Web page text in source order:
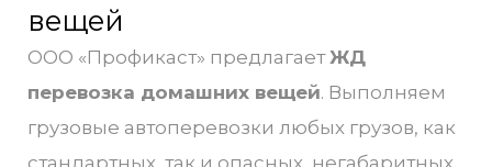
вещей
ООО «Профикаст» предлагаетЖД
перевозка домашних вещей. Выполняем
грузовые автоперевозки любых грузов, как
стандартных, так и опасных, негабаритных,